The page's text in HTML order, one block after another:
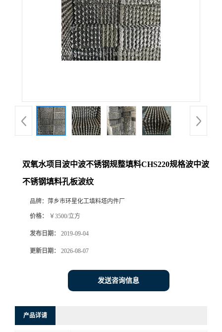
双氧水项目波中波不锈钢规整填料CHS220规格波中波
不锈钢填料孔板波纹
品牌： 萍乡市环星化工填料塔内件厂
价格： ￥3500/立方
发布日期： 2019-09-04
更新日期： 2026-08-07
发送咨询信息
产品详请